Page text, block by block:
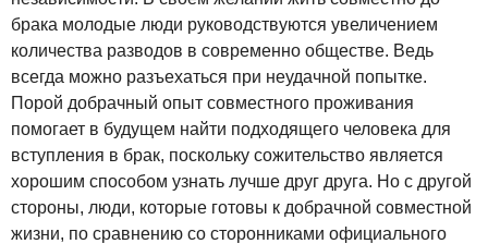
брака молодые люди руководствуются увеличением
количества разводов в современно обществе. Ведь
всегда можно разъехаться при неудачной попытке.
Порой добрачный опыт совместного проживания
помогает в будущем найти подходящего человека для
вступления в брак, поскольку сожительство является
хорошим способом узнать лучше друг друга. Но с другой
стороны, люди, которые готовы к добрачной совместной
жизни, по сравнению со сторонниками официального